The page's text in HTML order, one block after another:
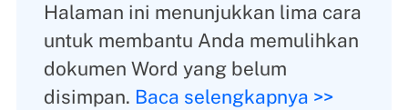
Halaman ini menunjukkan lima cara
untuk membantu Anda memulihkan
dokumen Word yang belum
disimpan. Baca selengkapnya >>